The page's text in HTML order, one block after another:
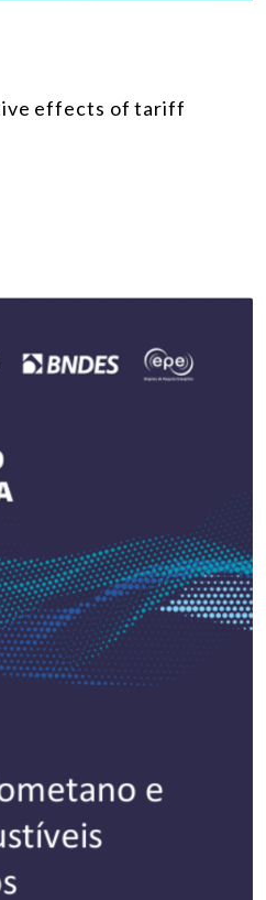
effects of tariff